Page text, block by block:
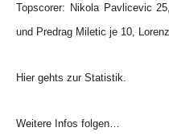
Topscorer: Nikola Pavlicevic
und Predrag Miletic je 10,
Hier gehts zur Statistik.
Weitere Infos folgen…